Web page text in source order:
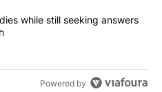
man dies while still
while still seeking answers
Powered by